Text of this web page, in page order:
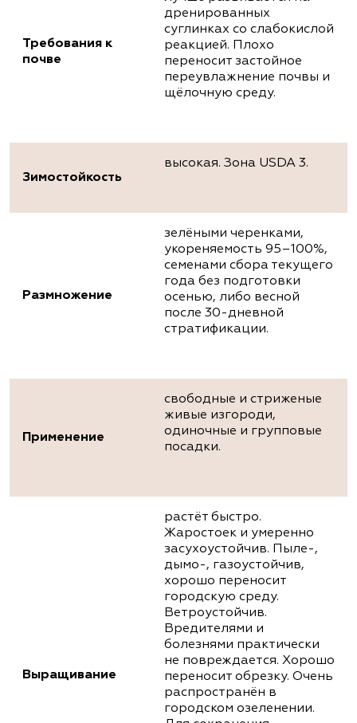
Требования к
почве
дренированных
суглинках со слабокислой
реакцией. Плохо
переносит застойное
переувлажнение почвы и
щёлочную среду.
Зимостойкость
высокая. Зона USDA 3.
Размножение
зелёными черенками,
укореняемость 95–100%,
семенами сбора текущего
года без подготовки
осенью, либо весной
после 30-дневной
стратификации.
Применение
свободные и стриженые
живые изгороди,
одиночные и групповые
посадки.
Выращивание
растёт быстро.
Жаростоек и умеренно
засухоустойчив. Пыле-,
дымо-, газоустойчив,
хорошо переносит
городскую среду.
Ветроустойчив.
Вредителями и
болезнями практически
не повреждается. Хорошо
переносит обрезку. Очень
распространён в
городском озеленении.